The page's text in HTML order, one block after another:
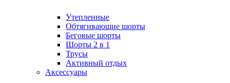
Утепленные
Обтягивающие шорты
Беговые шорты
Шорты 2 в 1
Трусы
Активный отдых
Аксессуары